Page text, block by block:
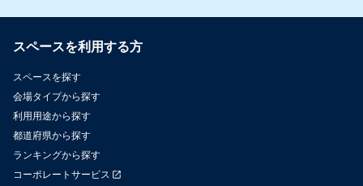
スペースを利用する方
スペースを探す
会場タイプから探す
利用用途から探す
都道府県から探す
ランキングから探す
コーポレートサービス